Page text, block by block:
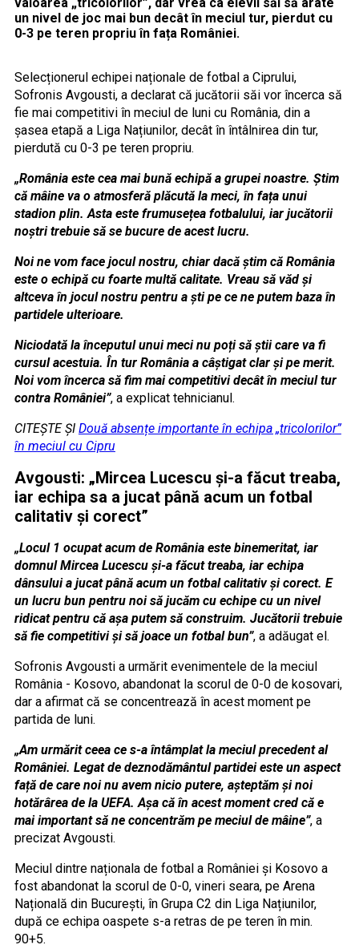
un nivel de joc mai bun decât în meciul tur, pierdut cu
0-3 pe teren propriu în fața României.
Selecționerul echipei naționale de fotbal a Ciprului,
Sofronis Avgousti, a declarat că jucătorii săi vor încerca să
fie mai competitivi în meciul de luni cu România, din a
șasea etapă a Liga Națiunilor, decât în întâlnirea din tur,
pierdută cu 0-3 pe teren propriu.
„România este cea mai bună echipă a grupei noastre. Știm
că mâine va o atmosferă plăcută la meci, în fața unui
stadion plin. Asta este frumusețea fotbalului, iar jucătorii
noștri trebuie să se bucure de acest lucru.
Noi ne vom face jocul nostru, chiar dacă știm că România
este o echipă cu foarte multă calitate. Vreau să văd și
altceva în jocul nostru pentru a ști pe ce ne putem baza în
partidele ulterioare.
Niciodată la începutul unui meci nu poți să știi care va fi
cursul acestuia. În tur România a câștigat clar și pe merit.
Noi vom încerca să fim mai competitivi decât în meciul tur
contra României”, a explicat tehnicianul.
CITEȘTE ȘI Două absențe importante în echipa „tricolorilor”
în meciul cu Cipru
Avgousti: „Mircea Lucescu și-a făcut treaba,
iar echipa sa a jucat până acum un fotbal
calitativ și corect”
„Locul 1 ocupat acum de România este binemeritat, iar
domnul Mircea Lucescu și-a făcut treaba, iar echipa
dânsului a jucat până acum un fotbal calitativ și corect. E
un lucru bun pentru noi să jucăm cu echipe cu un nivel
ridicat pentru că așa putem să construim. Jucătorii trebuie
să fie competitivi și să joace un fotbal bun”, a adăugat el.
Sofronis Avgousti a urmărit evenimentele de la meciul
România - Kosovo, abandonat la scorul de 0-0 de kosovari,
dar a afirmat că se concentrează în acest moment pe
partida de luni.
„Am urmărit ceea ce s-a întâmplat la meciul precedent al
României. Legat de deznodământul partidei este un aspect
față de care noi nu avem nicio putere, așteptăm și noi
hotărârea de la UEFA. Așa că în acest moment cred că e
mai important să ne concentrăm pe meciul de mâine”, a
precizat Avgousti.
Meciul dintre naționala de fotbal a României și Kosovo a
fost abandonat la scorul de 0-0, vineri seara, pe Arena
Națională din București, în Grupa C2 din Liga Națiunilor,
după ce echipa oaspete s-a retras de pe teren în min.
90+5.